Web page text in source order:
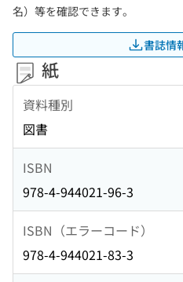
名）等を確認できます。
書誌情
紙
資料種別
図書
ISBN
978-4-944021-96-3
ISBN（エラーコード）
978-4-944021-83-3